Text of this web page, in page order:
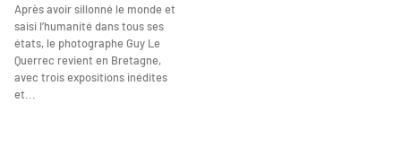
Après avoir sillonné le monde et
saisi l’humanité dans tous ses
états, le photographe Guy Le
Querrec revient en Bretagne,
avec trois expositions inédites
et...